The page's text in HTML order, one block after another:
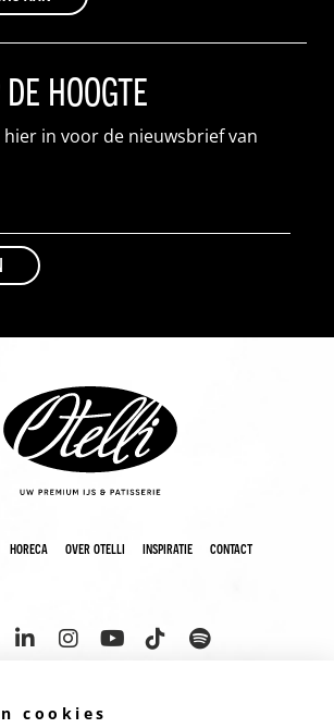
hoogte
in voor de nieuwsbrief van
horeca over otelli inspiratie contact
cookies